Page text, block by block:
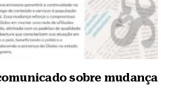
sobre mudança